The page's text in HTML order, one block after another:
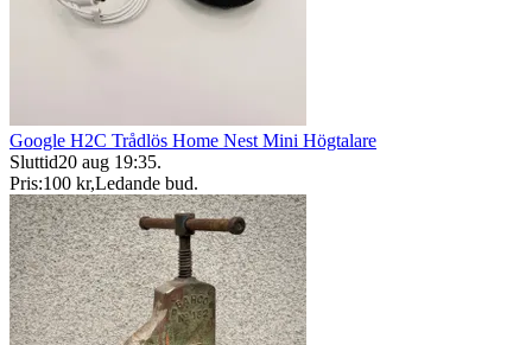
Google H2C Trådlös Home Nest Mini Högtalare
Sluttid20 aug 19:35.
Pris:100 kr,Ledande bud.